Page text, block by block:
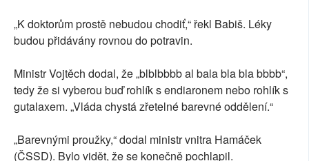
„K doktorům prostě nebudou chodiť,“ řekl Babiš. Léky
budou přidávány rovnou do potravin.
Ministr Vojtěch dodal, že „blblbbbb al bala bla bla bbbb“,
tedy že si vyberou buď rohlík s endiaronem nebo rohlík s
gutalaxem. „Vláda chystá zřetelné barevné oddělení.“
„Barevnými proužky,“ dodal ministr vnitra Hamáček
(ČSSD). Bylo vidět, že se konečně pochlapil.